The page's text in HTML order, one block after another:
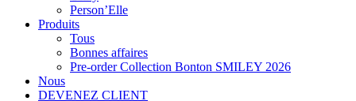
Person’Elle
Produits
Tous
Bonnes affaires
Pre-order Collection Bonton SMILEY 2026
Nous
DEVENEZ CLIENT